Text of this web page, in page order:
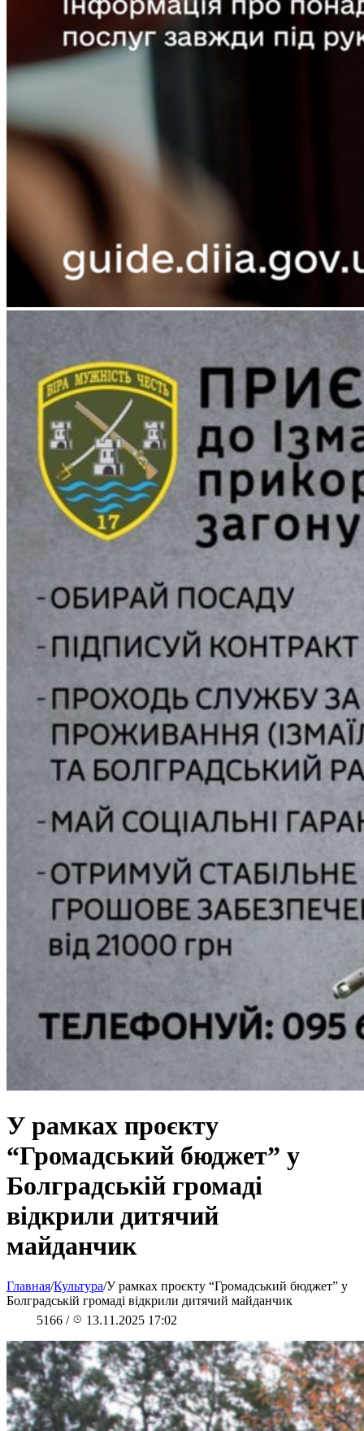
У рамках проєкту
“Громадський бюджет” у
Болградській громаді
відкрили дитячий
майданчик
Главная/Культура/У рамках проєкту “Громадський бюджет” у
Болградській громаді відкрили дитячий майданчик
5166 / 13.11.2025 17:02